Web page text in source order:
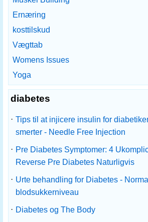
Ernæring
kosttilskud
Vægttab
Womens Issues
Yoga
diabetes
· Tips til at injicere insulin for
smerter - Needle Free Injection
· Pre Diabetes Symptomer: 4
Reverse Pre Diabetes Naturligvis
· Urte behandling for Diabetes -
blodsukkerniveau
· Diabetes og The Body